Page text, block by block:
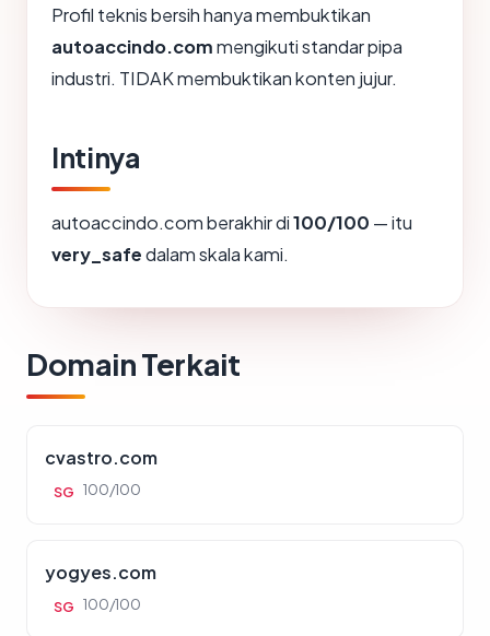
Profil teknis bersih hanya membuktikan
autoaccindo.commengikuti standar pipa
industri. TIDAK membuktikan konten jujur.
Intinya
autoaccindo.com berakhir di100/100 — itu
very_safedalam skala kami.
Domain Terkait
cvastro.com
SG 100/100
yogyes.com
SG 100/100